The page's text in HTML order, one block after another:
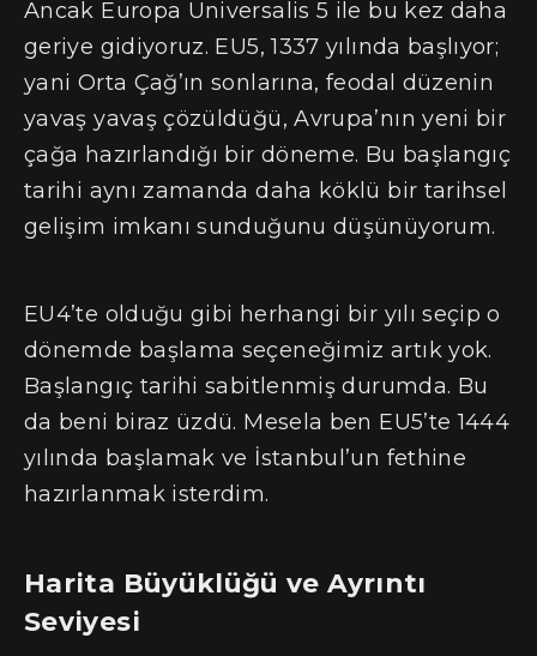
Ancak Europa Universalis 5 ile bu kez daha
geriye gidiyoruz. EU5, 1337 yılında başlıyor;
yani Orta Çağ’ın sonlarına, feodal düzenin
yavaş yavaş çözüldüğü, Avrupa’nın yeni bir
çağa hazırlandığı bir döneme. Bu başlangıç
tarihi aynı zamanda daha köklü bir tarihsel
gelişim imkanı sunduğunu düşünüyorum.
EU4’te olduğu gibi herhangi bir yılı seçip o
dönemde başlama seçeneğimiz artık yok.
Başlangıç tarihi sabitlenmiş durumda. Bu
da beni biraz üzdü. Mesela ben EU5’te 1444
yılında başlamak ve İstanbul’un fethine
hazırlanmak isterdim.
Harita Büyüklüğü ve Ayrıntı
Seviyesi